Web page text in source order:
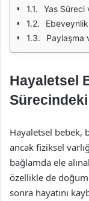
Yas Süreci
Paylaşma
Hayaletsel
Hayaletsel bebek,
ancak fiziksel
bağlamda ele
özellikle de
sonra hayatını